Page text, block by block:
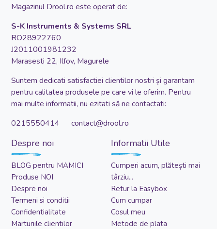
Magazinul Drool.ro este operat de:
S-K Instruments & Systems SRL
RO28922760
J2011001981232
Marasesti 22, Ilfov, Magurele
Suntem dedicati satisfactiei clientilor nostri și garantam
pentru calitatea produsele pe care vi le oferim. Pentru
mai multe informatii, nu ezitati să ne contactati:
0215550414 contact@drool.ro
Despre noi
BLOG pentru MAMICI
Produse NOI
Despre noi
Termeni si conditii
Confidentialitate
Marturiile clientilor
Informatii Utile
Cumperi acum, plătești mai
târziu...
Retur la Easybox
Cum cumpar
Cosul meu
Metode de plata